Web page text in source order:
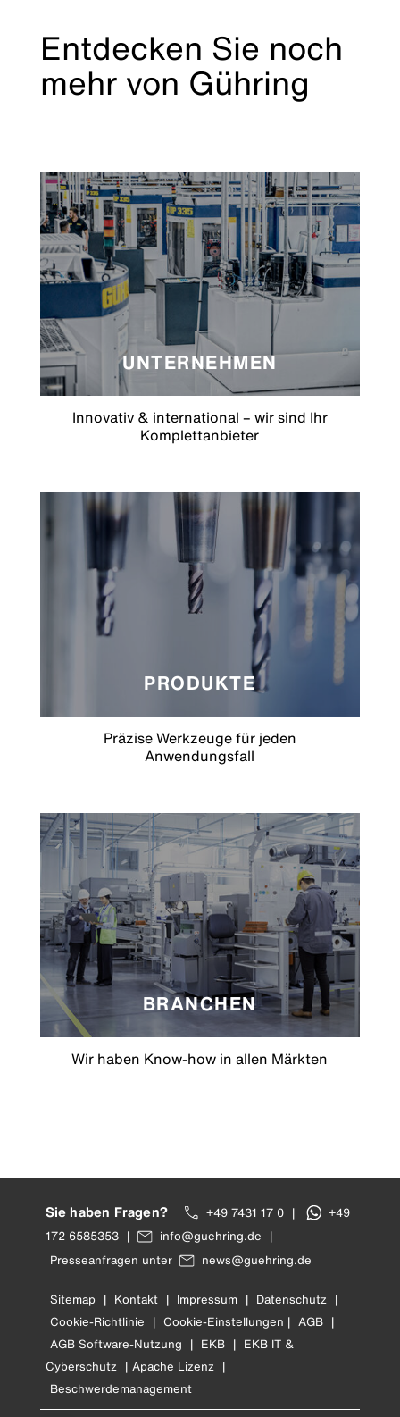
Entdecken Sie noch
mehr von Gühring
UNTERNEHMEN
Innovativ & international – wir sind Ihr
Komplettanbieter
PRODUKTE
Präzise Werkzeuge für jeden
Anwendungsfall
BRANCHEN
Wir haben Know-how in allen Märkten
Sie haben Fragen? +49 7431 17 0 |
+49
172 6585353 | info@guehring.de |
Presseanfragen unter
news@guehring.de
Sitemap | Kontakt | Impressum | Datenschutz |
Cookie-Richtlinie | Cookie-Einstellungen | AGB |
AGB Software-Nutzung | EKB | EKB IT &
Cyberschutz | Apache Lizenz |
Beschwerdemanagement